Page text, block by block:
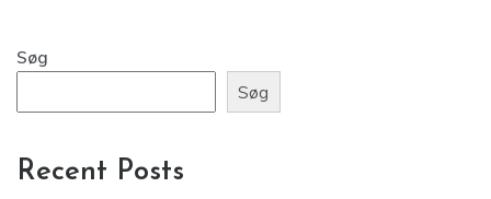
Søg
Søg
Recent Posts